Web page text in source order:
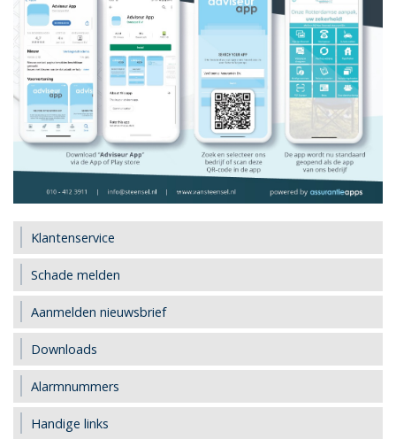
Klantenservice
Schade melden
Aanmelden nieuwsbrief
Downloads
Alarmnummers
Handige links